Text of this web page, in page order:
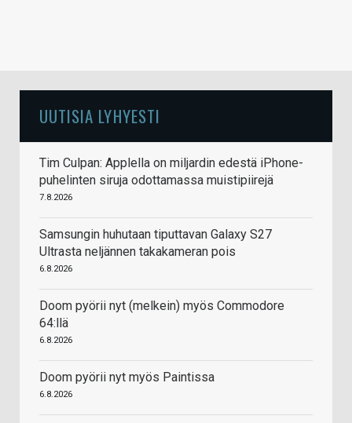
UUTISIA LYHYESTI
Tim Culpan: Applella on miljardin edestä iPhone-
puhelinten siruja odottamassa muistipiirejä
7.8.2026
Samsungin huhutaan tiputtavan Galaxy S27
Ultrasta neljännen takakameran pois
6.8.2026
Doom pyörii nyt (melkein) myös Commodore
64:llä
6.8.2026
Doom pyörii nyt myös Paintissa
6.8.2026